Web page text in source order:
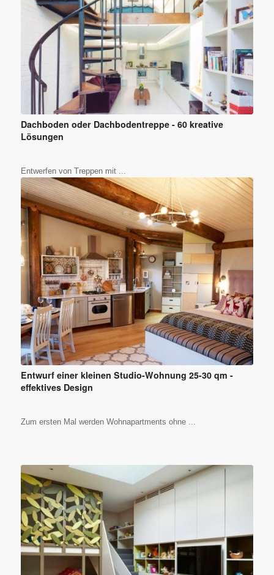
Dachboden oder Dachbodentreppe - 60 kreative
Lösungen
Entwerfen von Treppen mit ...
Entwurf einer kleinen Studio-Wohnung 25-30 qm -
effektives Design
Zum ersten Mal werden Wohnapartments ohne ...